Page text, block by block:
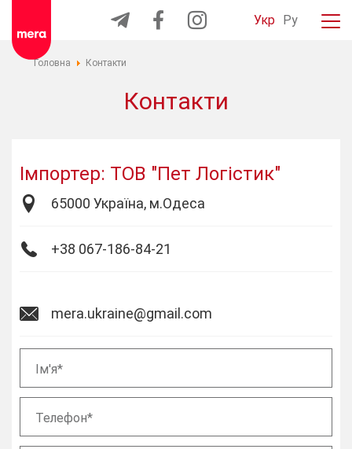
Укр Ру
Головна Контакти
Контакти
Імпортер: ТОВ "Пет Логістик"
65000 Україна, м.Одеса
+38 067-186-84-21
mera.ukraine@gmail.com
Ім'я*
Телефон*